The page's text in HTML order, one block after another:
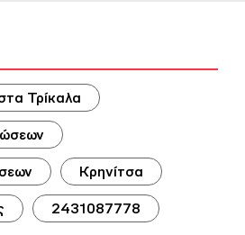
Τρίκαλα
Κρηνίτσα
2431087778